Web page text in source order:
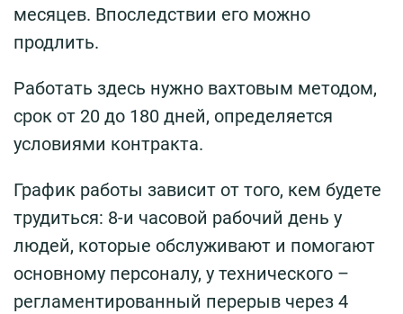
месяцев. Впоследствии его можно
продлить.
Работать здесь нужно вахтовым методом,
срок от 20 до 180 дней, определяется
условиями контракта.
График работы зависит от того, кем будете
трудиться: 8-и часовой рабочий день у
людей, которые обслуживают и помогают
основному персоналу, у технического –
регламентированный перерыв через 4